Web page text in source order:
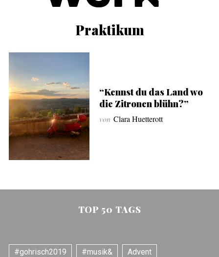
Praktikum
“Kennst du das Land wo
die Zitronen blühn?”
von Clara Huetterott
TOP 50 TAGS
#gohrisch2019 #musik& Advent